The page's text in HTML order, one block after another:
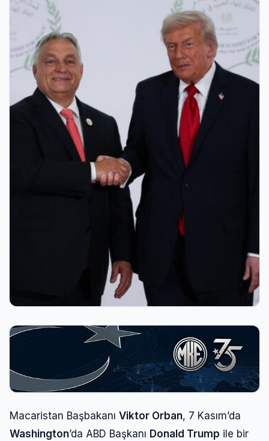
Macaristan Başbakanı Viktor Orban, 7 Kasım’da
Washington’da ABD Başkanı Donald Trump ile bir